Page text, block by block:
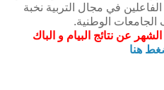
في مجال التربية نخبة
الجامعات الوطنية.
عن نتائج البيام و الباك
هنا